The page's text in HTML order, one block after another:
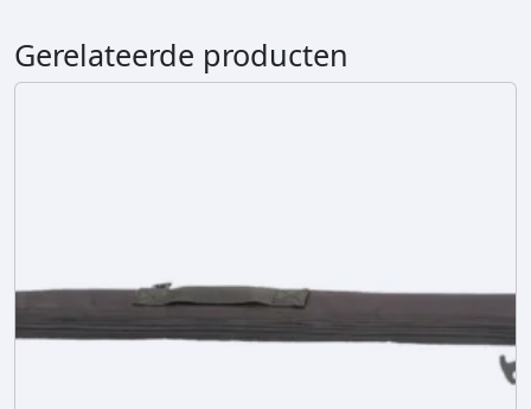
a
l
Gerelateerde producten